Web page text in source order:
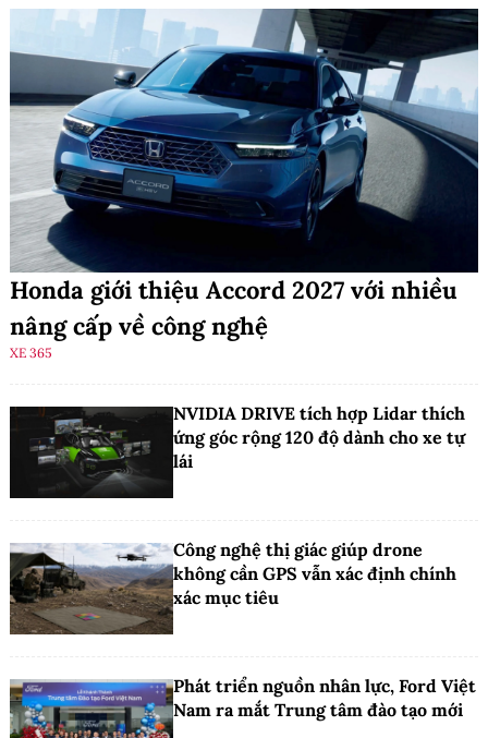
Honda giới thiệu Accord 2027 với nhiều
nâng cấp về công nghệ
XE 365
NVIDIA DRIVE tích hợp Lidar thích
ứng góc rộng 120 độ dành cho xe tự
lái
Công nghệ thị giác giúp drone
không cần GPS vẫn xác định chính
xác mục tiêu
Phát triển nguồn nhân lực, Ford Việt
Nam ra mắt Trung tâm đào tạo mới